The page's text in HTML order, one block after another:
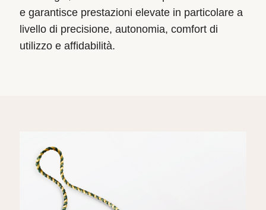
e garantisce prestazioni elevate in particolare a
livello di precisione, autonomia, comfort di
utilizzo e affidabilità.